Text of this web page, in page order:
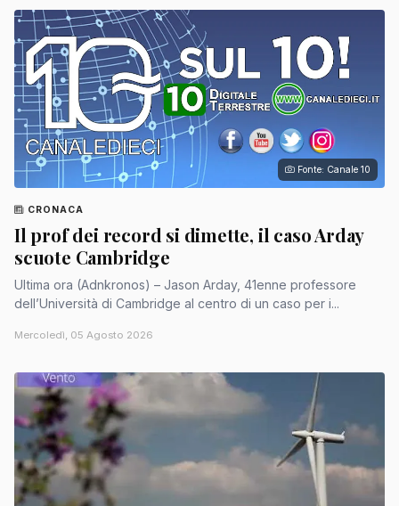
Fonte: Canale 10
CRONACA
Il prof dei record si dimette, il caso Arday
scuote Cambridge
Ultima ora (Adnkronos) – Jason Arday, 41enne professore
dell’Università di Cambridge al centro di un caso per i...
Mercoledì, 05 Agosto 2026